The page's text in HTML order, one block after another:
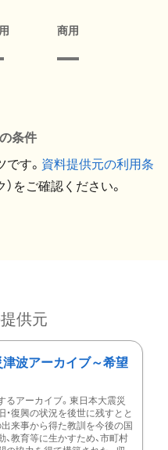
商用
条件
す。 資料提供元の利用条
をご確認ください。
供元
波アーカイブ～希望
るアーカイブ。東日本大震災
・復興の状況を後世に残すとと
出来事から得た教訓を今後の国
、教育等に生かすため、市町村